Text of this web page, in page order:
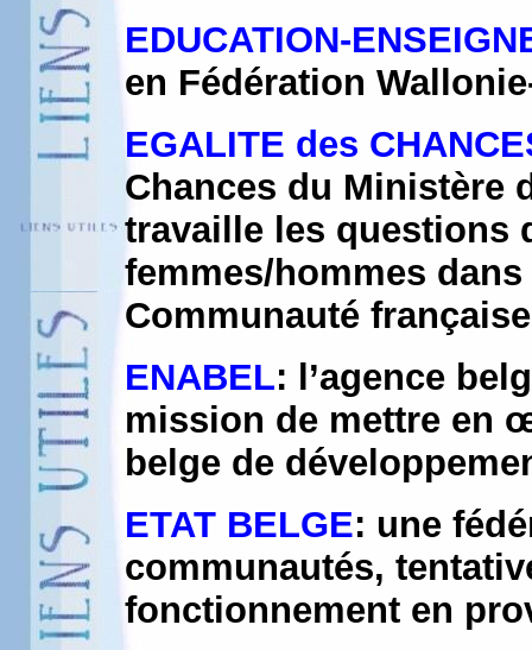
EDUCATION-
en Fédération
EGALITE des
Chances du Ministère
travaille les questions
femmes/hommes
Communauté
ENABEL: l’agence
mission de mettre en
belge de
ETAT BELGE: une
communautés,
fonctionnement en